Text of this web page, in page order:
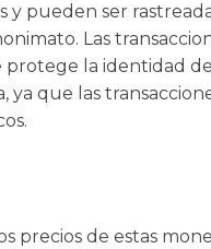
pueden ser
Las
la identidad
ya que las
precios de estas